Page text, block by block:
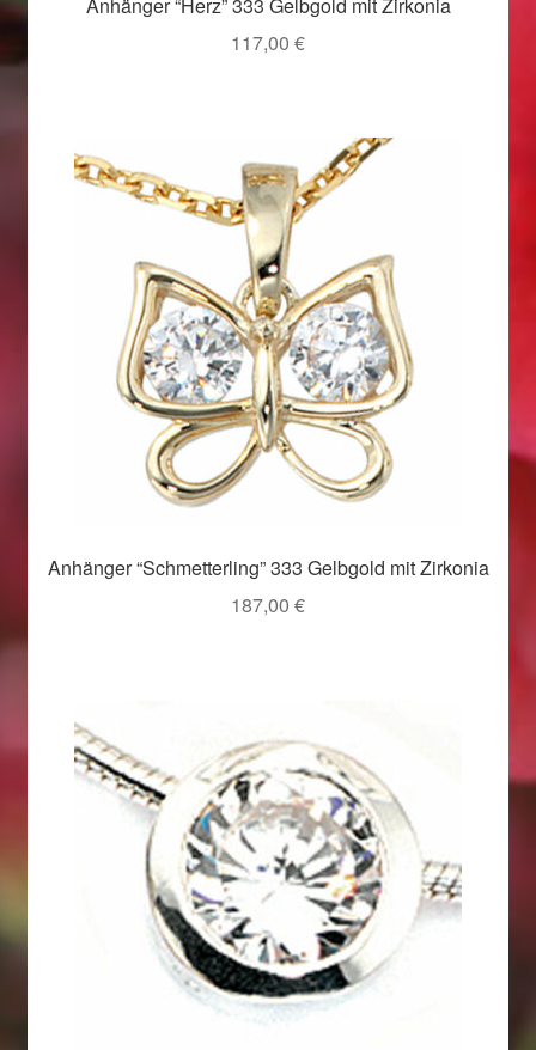
Weihnachtsangebote 2019
Weihnachtsangebote 2021
Woocommerce Predictive Search
117,00 €
Anhänger “Schmetterling” 333 Gelbgold mit Zirkonia
187,00 €